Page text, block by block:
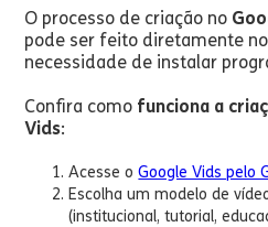
O processo de criação no
pode ser feito diretamente
necessidade de instalar
Confira como funciona a
Vids:
Acesse oGoogle Vids pelo
Escolha um modelo de
(institucional, tutorial,